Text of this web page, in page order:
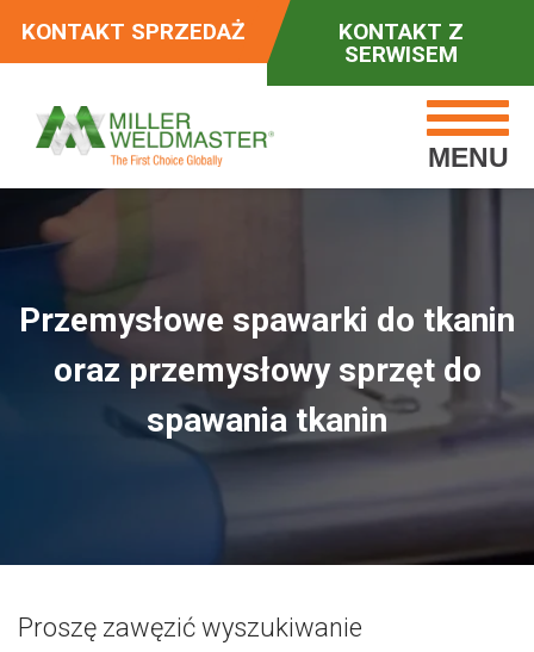
KONTAKT SPRZEDAŻ
KONTAKT Z
SERWISEM
MENU
Przemysłowe spawarki do tkanin
oraz przemysłowy sprzęt do
spawania tkanin
Proszę zawęzić wyszukiwanie